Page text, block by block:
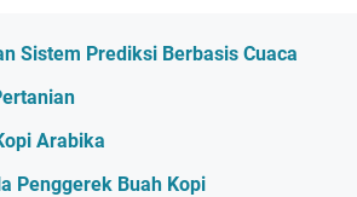
Sistem Prediksi Berbasis Cuaca
Arabika
Penggerek Buah Kopi